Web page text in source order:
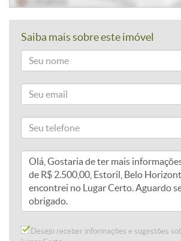
Saiba mais sobre este imóvel
Desejo receber informações e sugestões